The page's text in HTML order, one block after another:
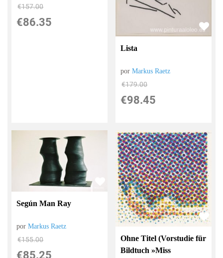
€157.00
€86.35
Lista
porMarkus Raetz
€179.00
€98.45
Según Man Ray
porMarkus Raetz
€155.00
€85.25
Ohne Titel (Vorstudie für
Bildtuch »Miss